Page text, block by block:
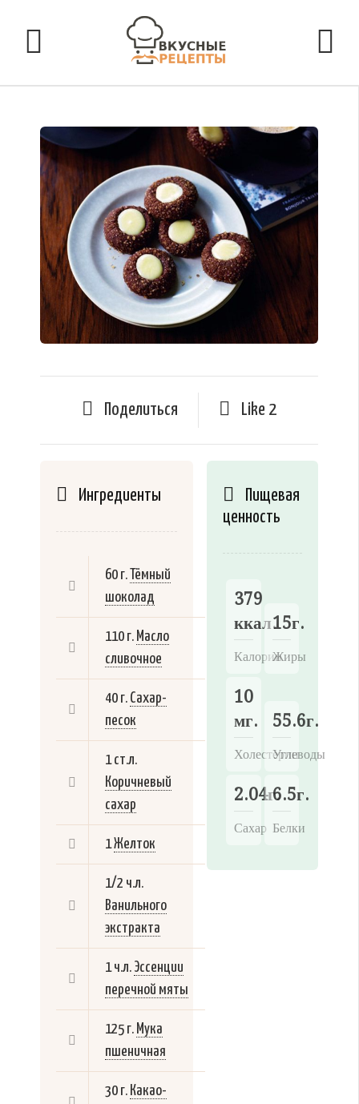
Поделиться Like 2
Ингредиенты
60 г.Тёмный
шоколад
110 г. Масло
сливочное
40 г. Сахар-
песок
1 ст.л.
Коричневый
сахар
1Желток
1/2 ч.л.
Ванильного
экстракта
1 ч.л. Эссенции
перечной мяты
125 г. Мука
пшеничная
30 г. Какао-
Пищевая
ценность
379
ккал.
Калории
15г.
Жиры
10
мг.
Холестерин
55.6г.
Углеводы
2.04г.
Сахар
6.5г.
Белки